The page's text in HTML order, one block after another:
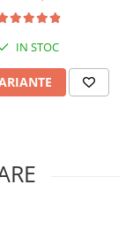
15Ah
IN STOC